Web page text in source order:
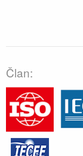
Član: